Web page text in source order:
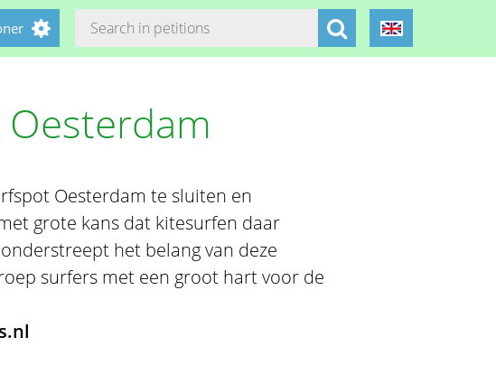
Oesterdam te sluiten en
grote kans dat kitesurfen daar
het belang van deze
surfers met een groot hart voor de